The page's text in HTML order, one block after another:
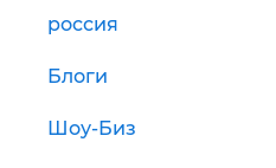
россия
Блоги
Шоу-Биз